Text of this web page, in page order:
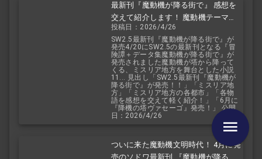
最新刊『魔動機が降る街で』 感想を
交えて紹介します！ 魔動機テーマの
小説！ おもしろいデータも多数！
投稿日：2026/4/26
SW2.5最新刊『魔動機が降る街で』が
発売4/20にSW2.5の最新刊となる『冒
険譚＋データ集魔動機が降る街で』が
発売されました魔動機が塔から降って
くる、ミスリア地方を舞台とした小説
11... 見出し「SW2.5最新刊『魔動機が
降る街で』が発売！！」「ミスリア地
方」「ミスリア地方の各都市」「各物
語を感想を交えて軽く紹介！」「6月に
『降機の塔ヴァセーゴ』発売！」 公開
日：2026/4/26
ついに来た魔動機文明時代！ 4月に発
売のソドワ最新刊 『魔動機が降る街